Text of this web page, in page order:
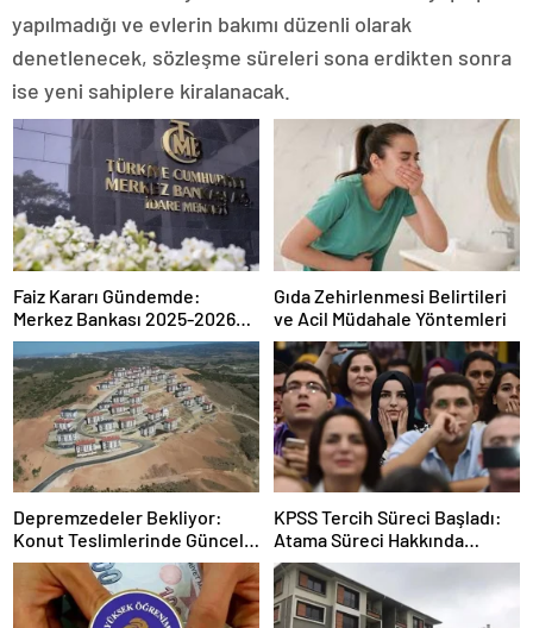
yapılmadığı ve evlerin bakımı düzenli olarak
denetlenecek, sözleşme süreleri sona erdikten sonra
ise yeni sahiplere kiralanacak.
Faiz Kararı Gündemde:
Merkez Bankası 2025-2026
Takvimi
Gıda Zehirlenmesi Belirtileri
ve Acil Müdahale Yöntemleri
Depremzedeler Bekliyor:
Konut Teslimlerinde Güncel
Rakamlar
KPSS Tercih Süreci Başladı:
Atama Süreci Hakkında
Bilmeniz Gerekenler